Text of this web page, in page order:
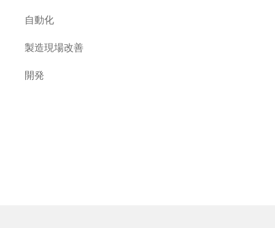
自動化
製造現場改善
開発